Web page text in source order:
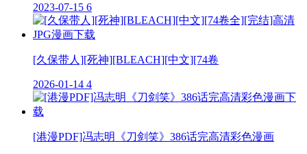
2023-07-15 6
[久保带人][死神][BLEACH][中文][74卷
2026-01-14 4
[港漫PDF]冯志明《刀剑笑》386话完高清彩色漫画